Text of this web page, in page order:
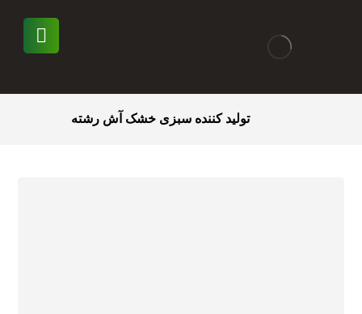
تولید کننده سبزی خشک آش رشته